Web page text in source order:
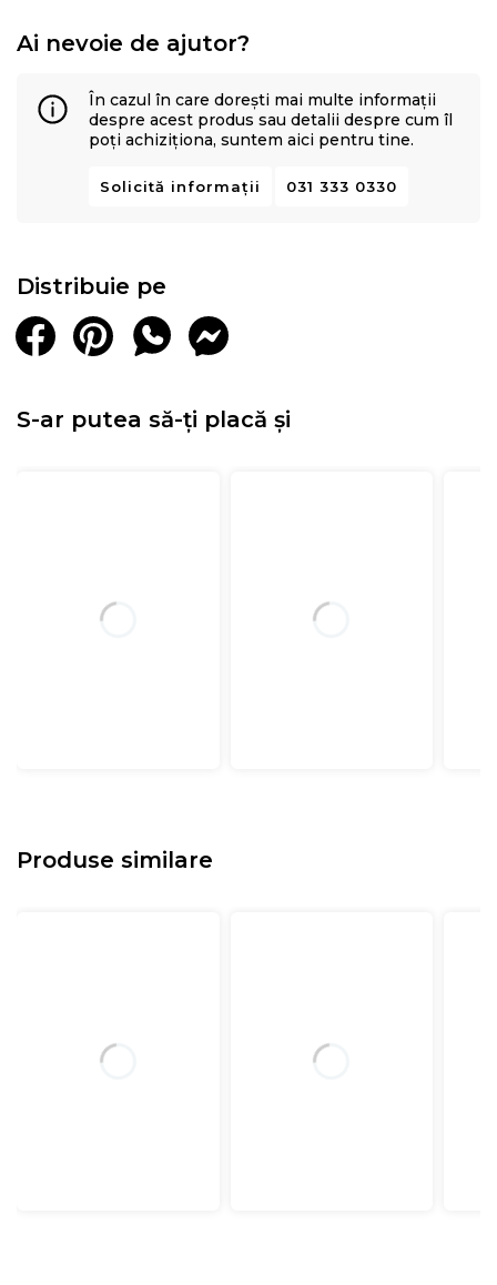
Ai nevoie de ajutor?
În cazul în care dorești mai multe informații
despre acest produs sau detalii despre cum îl
poți achiziționa, suntem aici pentru tine.
Solicită informații 031 333 0330
Distribuie pe
S-ar putea să-ți placă și
Produse similare